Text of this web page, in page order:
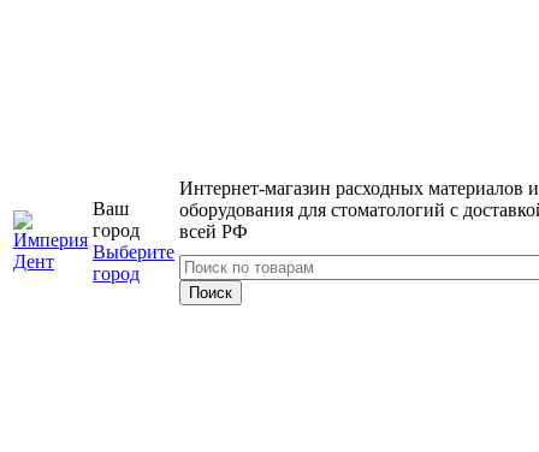
Ваш
город
Выберите
город
Интернет-магазин расходных материалов и
оборудования для стоматологий с
всей РФ